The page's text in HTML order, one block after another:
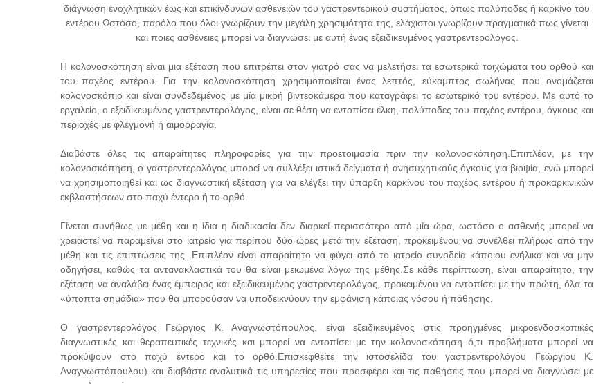
διάγνωση ενοχλητικών έως και επικίνδυνων ασθενειών του γαστρεντερικού συστήματος, όπως πολύποδες ή καρκίνο του
εντέρου. Ωστόσο, παρόλο που όλοι γνωρίζουν την μεγάλη χρησιμότητα της, ελάχιστοι γνωρίζουν πραγματικά πως γίνεται
και ποιες ασθένειες μπορεί να διαγνώσει με αυτή ένας εξειδικευμένος γαστρεντερολόγος.
Η κολονοσκόπηση είναι μια εξέταση που επιτρέπει στον γιατρό σας να μελετήσει τα εσωτερικά τοιχώματα του ορθού και
του παχέος εντέρου. Για την κολονοσκόπηση χρησιμοποιείται ένας λεπτός, εύκαμπτος σωλήνας που ονομάζεται
κολονοσκόπιο και είναι συνδεδεμένος με μία μικρή βιντεοκάμερα που καταγράφει το εσωτερικό του εντέρου. Με αυτό το
εργαλείο, ο εξειδικευμένος γαστρεντερολόγος, είναι σε θέση να εντοπίσει έλκη, πολύποδες του παχέος εντέρου, όγκους και
περιοχές με φλεγμονή ή αιμορραγία.
Διαβάστε όλες τις απαραίτητες πληροφορίες για την προετοιμασία πριν την κολονοσκόπηση.Επιπλέον, με την
κολονοσκόπηση, ο γαστρεντερολόγος μπορεί να συλλέξει ιστικά δείγματα ή ανησυχητικούς όγκους για βιοψία, ενώ μπορεί
να χρησιμοποιηθεί και ως διαγνωστική εξέταση για να ελέγξει την ύπαρξη καρκίνου του παχέος εντέρου ή προκαρκινικών
εκβλαστήσεων στο παχύ έντερο ή το ορθό.
Γίνεται συνήθως με μέθη και η ίδια η διαδικασία δεν διαρκεί περισσότερο από μία ώρα, ωστόσο ο ασθενής μπορεί να
χρειαστεί να παραμείνει στο ιατρείο για περίπου δύο ώρες μετά την εξέταση, προκειμένου να συνέλθει πλήρως από την
μέθη και τις επιπτώσεις της. Επιπλέον είναι απαραίτητο να φύγει από το ιατρείο συνοδεία κάποιου ενήλικα και να μην
οδηγήσει, καθώς τα αντανακλαστικά του θα είναι μειωμένα λόγω της μέθης.Σε κάθε περίπτωση, είναι απαραίτητο, την
εξέταση να αναλάβει ένας έμπειρος και εξειδικευμένος γαστρεντερολόγος, προκειμένου να εντοπίσει με την πρώτη, όλα τα
«ύποπτα σημάδια» που θα μπορούσαν να υποδεικνύουν την εμφάνιση κάποιας νόσου ή πάθησης.
Ο γαστρεντερολόγος Γεώργιος Κ. Αναγνωστόπουλος, είναι εξειδικευμένος στις προηγμένες μικροενδοσκοπικές
διαγνωστικές και θεραπευτικές τεχνικές και μπορεί να εντοπίσει με την κολονοσκόπηση ό,τι προβλήματα μπορεί να
προκύψουν στο παχύ έντερο και το ορθό.Επισκεφθείτε την ιστοσελίδα του γαστρεντερολόγου Γεώργιου Κ.
Αναγνωστόπουλου) και διαβάστε αναλυτικά τις υπηρεσίες που προσφέρει και τις παθήσεις που μπορεί να διαγνώσει με